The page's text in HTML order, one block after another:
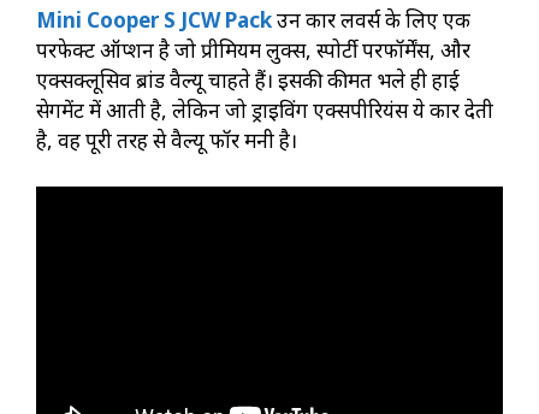
Mini Cooper S JCW Packउन कार लवर्स के लिए एक
परफेक्ट ऑप्शन है जो प्रीमियम लुक्स, स्पोर्टी परफॉर्मेंस, और
एक्सक्लूसिव ब्रांड वैल्यू चाहते हैं। इसकी कीमत भले ही हाई
सेगमेंट में आती है, लेकिन जो ड्राइविंग एक्सपीरियंस ये कार देती
है, वह पूरी तरह से वैल्यू फॉर मनी है।